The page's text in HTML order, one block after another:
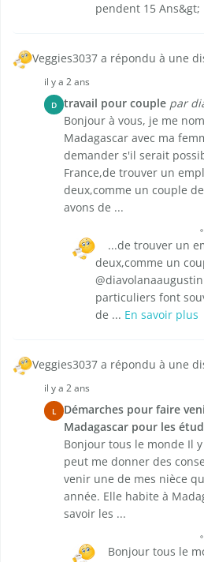
pendent 15 Ans&gt;
Veggies3037 a répondu à une
il y a 2 ans
D travail pour couple par
Bonjour à vous, je me
Madagascar avec ma
demander s'il serait
France,de trouver un
deux,comme un couple
avons de ...
...de trouver un
deux,comme un
particuliers font
de ... En savoir plus
Veggies3037 a répondu à une
il y a 2 ans
L
Démarches pour faire
Madagascar pour les
Bonjour tous le monde Il
peut me donner des
venir une de mes nièce
année. Elle habite à
savoir les ...
Bonjour tous le